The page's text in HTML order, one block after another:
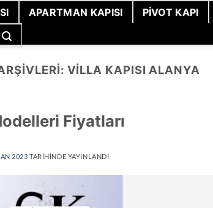
APARTMAN KAPISI
PIVOT KAPI
VILLA KAPISI ALANYA
Fiyatları
2023 TARIHINDE YAYINLANDI